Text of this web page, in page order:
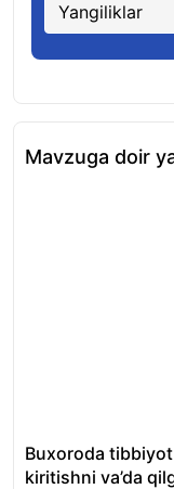
Yangiliklar
Mavzuga doir
Buxoroda tibbiyot
kiritishni va’da